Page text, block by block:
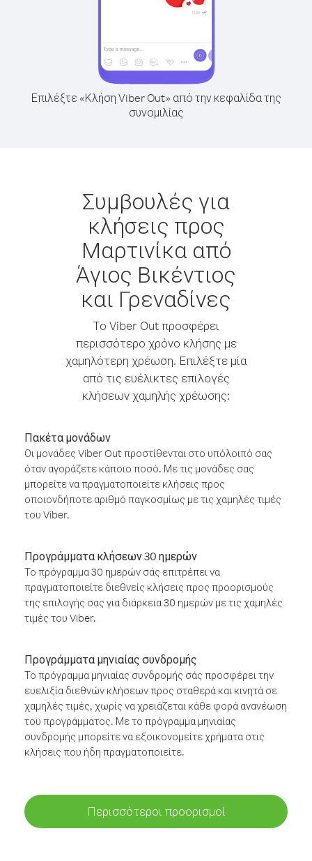
Επιλέξτε «Κλήση Viber Out» από την κεφαλίδα της
συνομιλίας
Συμβουλές για
κλήσεις προς
Μαρτινίκα από
Άγιος Βικέντιος
και Γρεναδίνες
Το Viber Out προσφέρει
περισσότερο χρόνο κλήσης με
χαμηλότερη χρέωση. Επιλέξτε μία
από τις ευέλικτες επιλογές
κλήσεων χαμηλής χρέωσης:
Πακέτα μονάδων
Οι μονάδες Viber Out προστίθενται στο υπόλοιπό σας
όταν αγοράζετε κάποιο ποσό. Με τις μονάδες σας
μπορείτε να πραγματοποιείτε κλήσεις προς
οποιονδήποτε αριθμό παγκοσμίως με τις χαμηλές τιμές
του Viber.
Προγράμματα κλήσεων 30 ημερών
Το πρόγραμμα 30 ημερών σάς επιτρέπει να
πραγματοποιείτε διεθνείς κλήσεις προς προορισμούς
της επιλογής σας για διάρκεια 30 ημερών με τις χαμηλές
τιμές του Viber.
Προγράμματα μηνιαίας συνδρομής
Το πρόγραμμα μηνιαίας συνδρομής σάς προσφέρει την
ευελιξία διεθνών κλήσεων προς σταθερά και κινητά σε
χαμηλές τιμές, χωρίς να χρειάζεται κάθε φορά ανανέωση
του προγράμματος. Με το πρόγραμμα μηνιαίας
συνδρομής μπορείτε να εξοικονομείτε χρήματα στις
κλήσεις που ήδη πραγματοποιείτε.
Περισσότεροι προορισμοί